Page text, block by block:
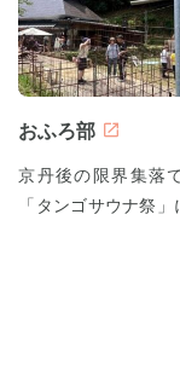
おふろ部
京丹後の限界集落
「タンゴサウナ祭」